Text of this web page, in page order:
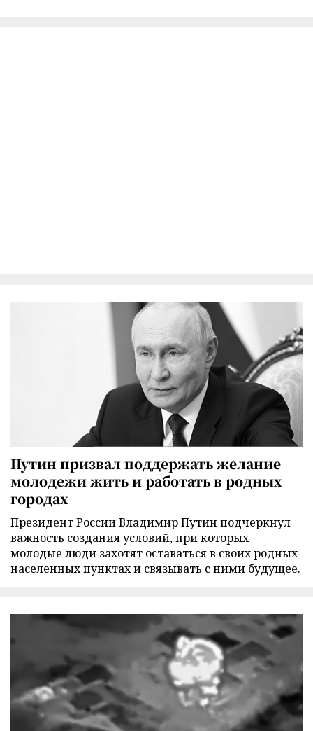
Путин призвал поддержать желание
молодежи жить и работать в родных
городах
Президент России Владимир Путин подчеркнул
важность создания условий, при которых
молодые люди захотят оставаться в своих родных
населенных пунктах и связывать с ними будущее.